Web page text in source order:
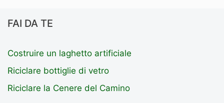
FAI DA TE
Costruire un laghetto artificiale
Riciclare bottiglie di vetro
Riciclare la Cenere del Camino